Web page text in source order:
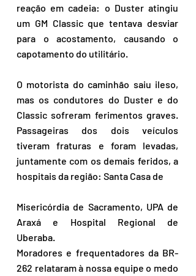
reação em cadeia: o Duster atingiu
um GM Classic que tentava desviar
para o acostamento, causando o
capotamento do utilitário.
O motorista do caminhão saiu ileso,
mas os condutores do Duster e do
Classic sofreram ferimentos graves.
Passageiras dos dois veículos
tiveram fraturas e foram levadas,
juntamente com os demais feridos, a
hospitais da região: Santa Casa de
Misericórdia de Sacramento, UPA de
Araxá e Hospital Regional de
Uberaba.
Moradores e frequentadores da BR-
262 relataram à nossa equipe o medo